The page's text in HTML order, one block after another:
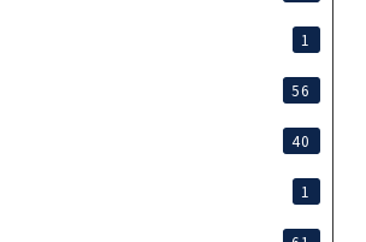
1
56
40
1